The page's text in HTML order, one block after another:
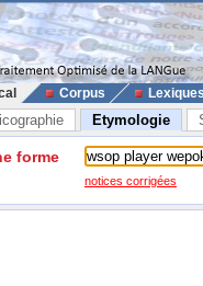
Corpus
Etymologie
forme
notices corrigées